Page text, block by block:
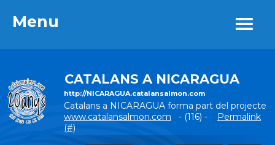
Menu
CATALANS A NICARAGUA
http://NICARAGUA.catalansalmon.com
Catalans a NICARAGUA forma part del projecte
www.catalansalmon.com - (116) - Permalink
(#)
Menu